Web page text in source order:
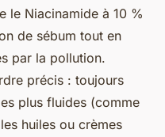
le Niacinamide à 10 %
de sébum tout en
par la pollution.
précis : toujours
plus fluides (comme
huiles ou crèmes